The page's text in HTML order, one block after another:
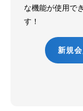
な機能が使用で
す！
新規